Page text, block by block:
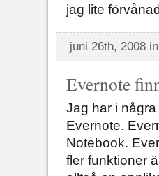
jag lite
juni 26th, 2008 in
Evernote
Jag har i
Evernote.
Notebook.
fler funktioner